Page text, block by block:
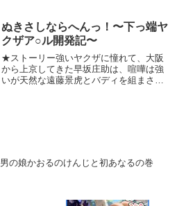
迫り一夜で快楽堕ちする様をお楽しみく
ださいX（旧Twitter）原作者 kozi
欲しいと国から依頼を受け、 戸惑うイー
リスだったが…。錬金術師として一人前
であることを証明する為にも、 引き受け
る決意をするのだった。素敵な人たちと
の出会いや、助手さんの助けを得て、次
第に、前向きな気持ちへと変化してい
織さん。彼女がユウくんをただの遊び人
から賢者へと変えていく。＃3:沙織さん
がユウくんにはじめて紹介した女性が
『ねね』さん。ここからユウくんは自分
なりのキレイな遊び方を身につけてい
く。＃4:富める者たちもはじめから富に
れだった。倫理観のソゴは常に手放され
ていく・・・。＃6:大富豪が賢者を拾っ
命にあった。＃7:周知されている学びで
ぬきさしならへんっ！〜下っ端ヤ
クザア○ル開発記〜
★ストーリー強いヤクザに憧れて、大阪
から上京してきた早坂庄助は、喧嘩は強
いが天然な遠藤景虎とバディを組まされ
的・猟奇的な表現を扱っている箇所があ
りますが、あくまで作品としての表現で
01_BROTHERS 09:07こんなはずじゃな
男の娘かおるのけんじと初あなるの巻